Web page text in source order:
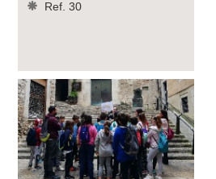
Ref. 30